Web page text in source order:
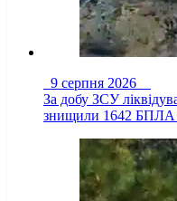
9 серпня 2026
За добу ЗСУ
знищили 1642 БПЛА